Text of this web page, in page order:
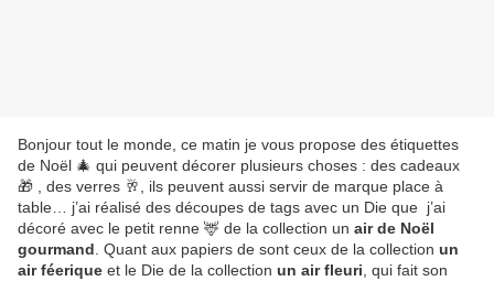
Bonjour tout le monde, ce matin je vous propose des étiquettes
de Noël 🎄 qui peuvent décorer plusieurs choses : des cadeaux
🎁 , des verres 🥂, ils peuvent aussi servir de marque place à
table… j’ai réalisé des découpes de tags avec un Die que j’ai
décoré avec le petit renne 🦌 de la collection un air de Noël
gourmand . Quant aux papiers de sont ceux de la collection un
air féerique et le Die de la collection un air fleuri , qui fait son